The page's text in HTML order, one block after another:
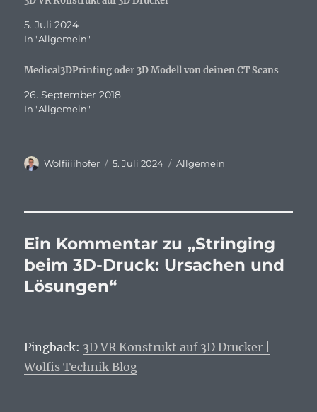
5. Juli 2024
In "Allgemein"
Medical3DPrinting oder 3D Modell von deinen CT Scans
26. September 2018
In "Allgemein"
Autor
Wolfiiiihofer
Veröffentlicht
5. Juli 2024 Kategorien
Allgemein
Ein Kommentar zu „Stringing
beim 3D-Druck: Ursachen und
Lösungen“
Pingback: 3D VR Konstrukt auf 3D Drucker |
Wolfis Technik Blog